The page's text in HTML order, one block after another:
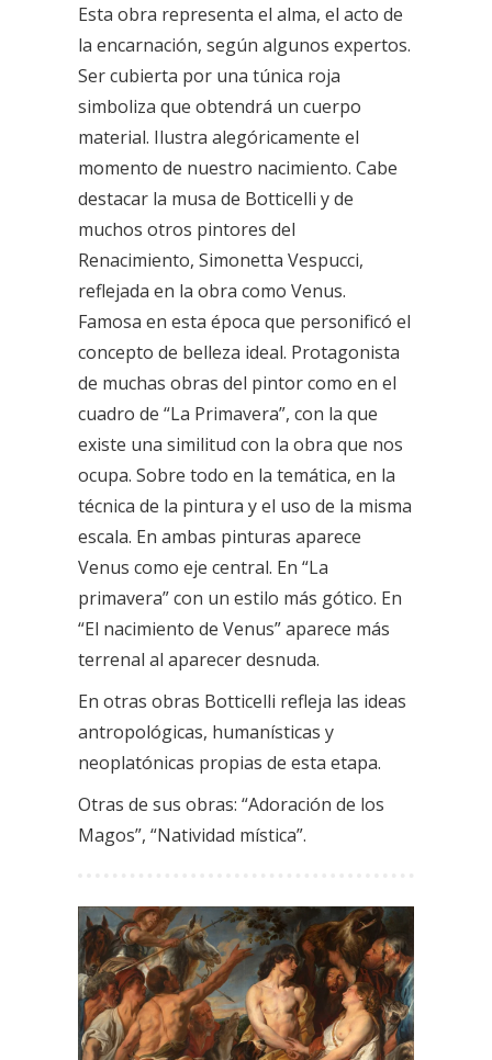
Esta obra representa el alma, el acto de
la encarnación, según algunos expertos.
Ser cubierta por una túnica roja
simboliza que obtendrá un cuerpo
material. Ilustra alegóricamente el
momento de nuestro nacimiento. Cabe
destacar la musa de Botticelli y de
muchos otros pintores del
Renacimiento, Simonetta Vespucci,
reflejada en la obra como Venus.
Famosa en esta época que personificó el
concepto de belleza ideal. Protagonista
de muchas obras del pintor como en el
cuadro de “La Primavera”, con la que
existe una similitud con la obra que nos
ocupa. Sobre todo en la temática, en la
técnica de la pintura y el uso de la misma
escala. En ambas pinturas aparece
Venus como eje central. En “La
primavera” con un estilo más gótico. En
“El nacimiento de Venus” aparece más
terrenal al aparecer desnuda.
En otras obras Botticelli refleja las ideas
antropológicas, humanísticas y
neoplatónicas propias de esta etapa.
Otras de sus obras: “Adoración de los
Magos”, “Natividad mística”.